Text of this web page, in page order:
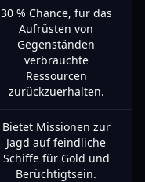
30 % Chance, für das
Aufrüsten von
Gegenständen
verbrauchte
Ressourcen
zurückzuerhalten.
Bietet Missionen zur
Jagd auf feindliche
Schiffe für Gold und
Berüchtigtsein.